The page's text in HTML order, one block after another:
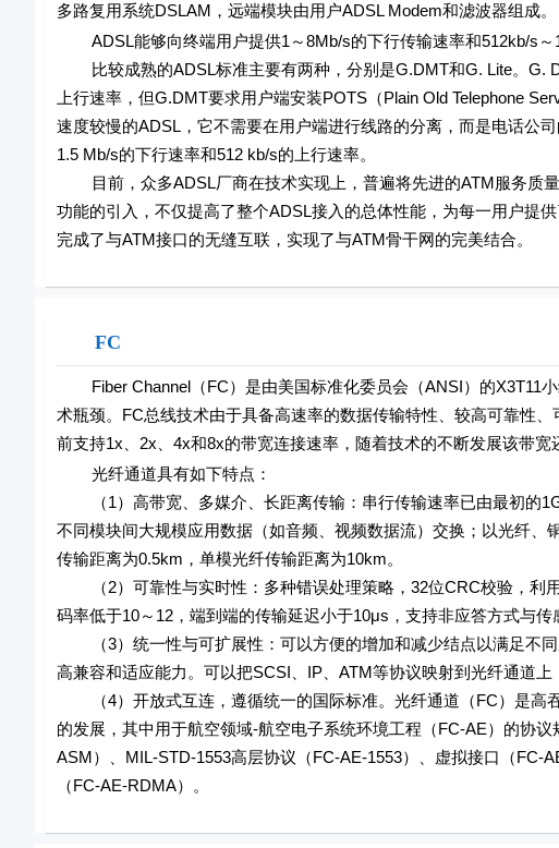
多路复用系统DSLAM，远端模块由用户ADSL Modem和滤波器组成。
ADSL能够向终端用户提供1～8Mb/s的下行传输速率和512kb/s～
比较成熟的ADSL标准主要有两种，分别是G.DMT和G. Lite。G.
上行速率，但G.DMT要求用户端安装POTS（Plain Old Telephone
速度较慢的ADSL，它不需要在用户端进行线路的分离，而是电话公
1.5 Mb/s的下行速率和512 kb/s的上行速率。
目前，众多ADSL厂商在技术实现上，普遍将先进的ATM服务质
功能的引入，不仅提高了整个ADSL接入的总体性能，为每一用户提
完成了与ATM接口的无缝互联，实现了与ATM骨干网的完美结合。
FC
Fiber Channel（FC）是由美国标准化委员会（ANSI）的X3T11
术瓶颈。FC总线技术由于具备高速率的数据传输特性、较高可靠性
前支持1x、2x、4x和8x的带宽连接速率，随着技术的不断发展该带
光纤通道具有如下特点：
（1）高带宽、多媒介、长距离传输：串行传输速率已由最初的
不同模块间大规模应用数据（如音频、视频数据流）交换；以光纤
传输距离为0.5km，单模光纤传输距离为10km。
（2）可靠性与实时性：多种错误处理策略，32位CRC校验，利
码率低于10～12，端到端的传输延迟小于10μs，支持非应答方式与传
（3）统一性与可扩展性：可以方便的增加和减少结点以满足不同
高兼容和适应能力。可以把SCSI、IP、ATM等协议映射到光纤通道
（4）开放式互连，遵循统一的国际标准。光纤通道（FC）是高
的发展，其中用于航空领域-航空电子系统环境工程（FC-AE）的协
ASM）、MIL-STD-1553高层协议（FC-AE-1553）、虚拟接口（FC-
（FC-AE-RDMA）。